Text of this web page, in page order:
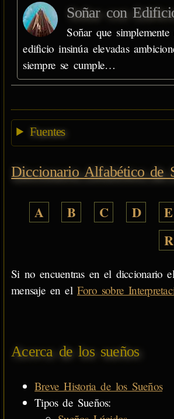
Soñar con
Soñar que
edificio insinúa elevadas
siempre se cumple…
Fuentes
Diccionario Alfabético de
A B C D E
R
Si no encuentras en el diccionario
mensaje en el Foro sobre
Acerca de los sueños
Breve Historia de los Sueños
Tipos de Sueños: